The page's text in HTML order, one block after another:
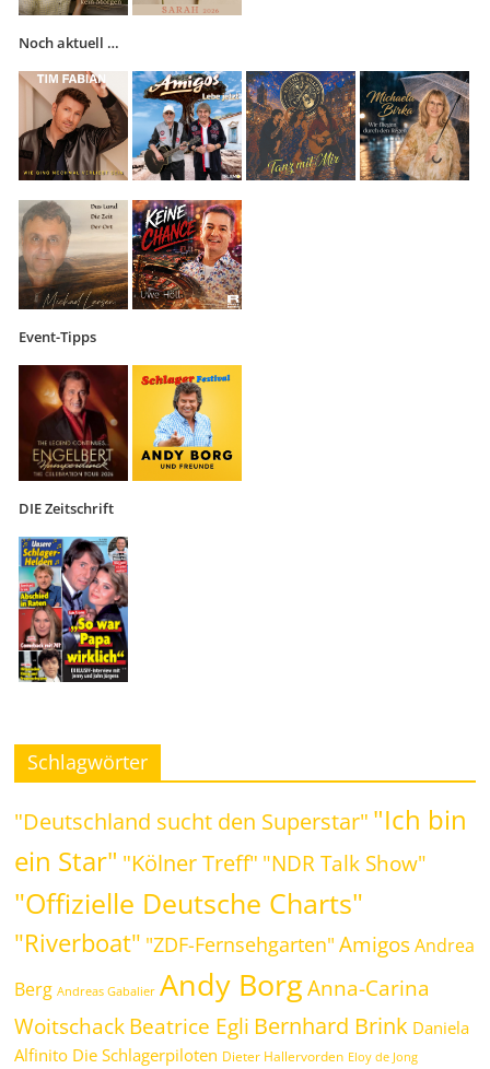
Noch aktuell …
Event-Tipps
DIE Zeitschrift
Schlagwörter
"Deutschland sucht den Superstar" "Ich bin
ein Star" "Kölner Treff" "NDR Talk Show"
"Offizielle Deutsche Charts"
"Riverboat" "ZDF-Fernsehgarten" Amigos Andrea
Berg Andreas Gabalier Andy Borg Anna-Carina
WoitschackBeatrice Egli Bernhard Brink Daniela
Alfinito Die Schlagerpiloten Dieter Hallervorden Eloy de Jong